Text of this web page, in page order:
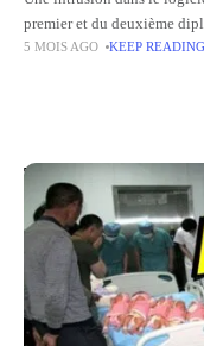
premier et du deuxième
d'environ 243 000 agents
5 MOIS AGO KEEP READING
Top Picks for You